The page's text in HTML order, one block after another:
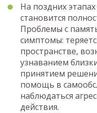
На поздних
становится
Проблемы с
симптомы:
пространстве,
узнаванием
принятием
помощь в
наблюдаться
действия.